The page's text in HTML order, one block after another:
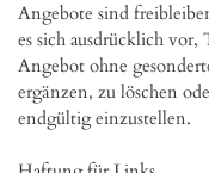
Angebote sind
es sich ausdrücklich vor,
Angebot ohne
ergänzen, zu löschen
endgültig einzustellen.